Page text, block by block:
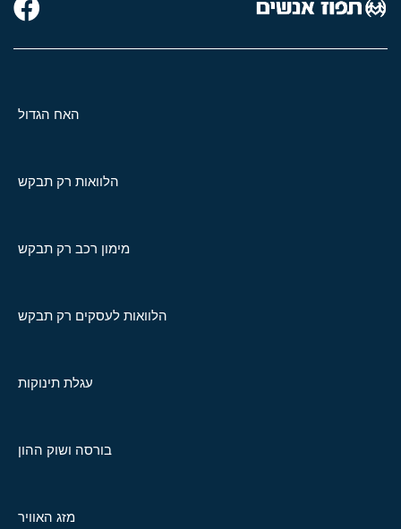
האח הגדול
הלוואות רק תבקש
מימון רכב רק תבקש
הלוואות לעסקים רק תבקש
עגלת תינוקות
בורסה ושוק ההון
מזג האוויר